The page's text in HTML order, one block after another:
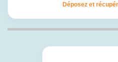
Déposez et